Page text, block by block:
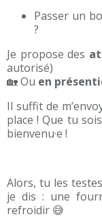
Passer un
?
Je propose des
autorisé)
🏡 Ou en
Il suffit de
place ! Que tu
bienvenu·e !
Alors, tu les
je dis : une
refroidir 😅